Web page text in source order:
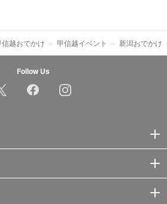
信越おでかけ 甲信越イベント 新潟おでかけ
Follow Us